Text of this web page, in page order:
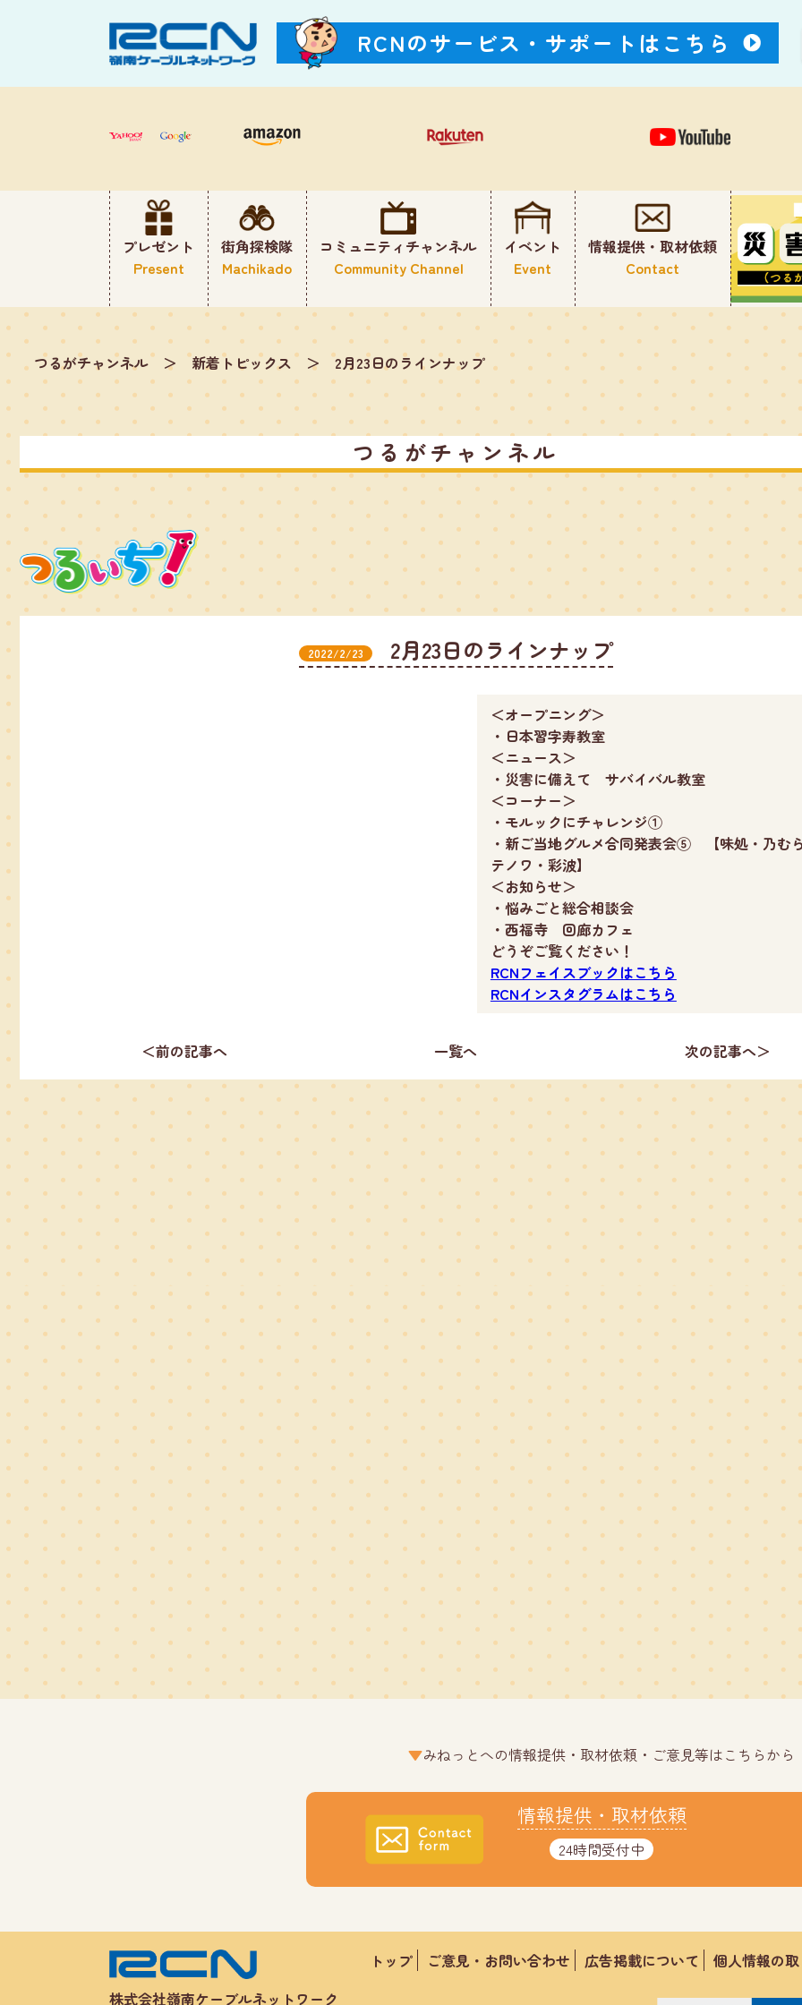
RCNのサービス・ サポートはこちら
プレゼント
Present
街角探検隊
Machikado
コミュニティチャンネル
Community Channel
イベント
Event
情報提供・取材依頼
Contact
つるがチャンネル ＞ 新着トピックス ＞ 2月23日のラインナップ
つるがチャンネル
2022/2/23 2月23日のラインナップ
＜オープニング＞
・日本習字寿教室
＜ニュース＞
・災害に備えて サバイバル教室
＜コーナー＞
・モルックにチャレンジ①
・新ご当地グルメ合同発表会⑤ 【味処・乃む
テノワ・彩波】
＜お知らせ＞
・悩みごと総合相談会
・西福寺 回廊カフェ
どうぞご覧ください！
RCNフェイスブックはこちら
RCNインスタグラムはこちら
＜前の記事へ 一覧へ 次の記事へ＞
みねっとへの情報提供・取材依頼・ご意見等はこちらから
情報提供・取材依頼
24時間受付中
株式会社嶺南ケーブルネットワーク
トップ ご意見・お問い合わせ 広告掲載について 個人情報の